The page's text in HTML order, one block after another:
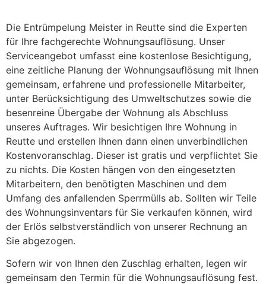
Die Entrümpelung Meister in Reutte sind die Experten
für Ihre fachgerechte Wohnungsauflösung. Unser
Serviceangebot umfasst eine kostenlose Besichtigung,
eine zeitliche Planung der Wohnungsauflösung mit Ihnen
gemeinsam, erfahrene und professionelle Mitarbeiter,
unter Berücksichtigung des Umweltschutzes sowie die
besenreine Übergabe der Wohnung als Abschluss
unseres Auftrages. Wir besichtigen Ihre Wohnung in
Reutte und erstellen Ihnen dann einen unverbindlichen
Kostenvoranschlag. Dieser ist gratis und verpflichtet Sie
zu nichts. Die Kosten hängen von den eingesetzten
Mitarbeitern, den benötigten Maschinen und dem
Umfang des anfallenden Sperrmülls ab. Sollten wir Teile
des Wohnungsinventars für Sie verkaufen können, wird
der Erlös selbstverständlich von unserer Rechnung an
Sie abgezogen.
Sofern wir von Ihnen den Zuschlag erhalten, legen wir
gemeinsam den Termin für die Wohnungsauflösung fest.